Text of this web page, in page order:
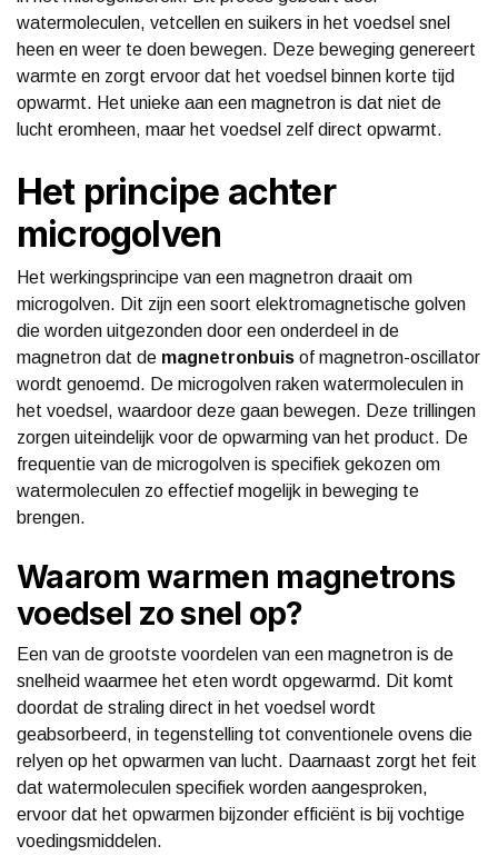
watermoleculen, vetcellen en suikers in het voedsel snel
heen en weer te doen bewegen. Deze beweging genereert
warmte en zorgt ervoor dat het voedsel binnen korte tijd
opwarmt. Het unieke aan een magnetron is dat niet de
lucht eromheen, maar het voedsel zelf direct opwarmt.
Het principe achter
microgolven
Het werkingsprincipe van een magnetron draait om
microgolven. Dit zijn een soort elektromagnetische golven
die worden uitgezonden door een onderdeel in de
magnetron dat de magnetronbuis of magnetron-oscillator
wordt genoemd. De microgolven raken watermoleculen in
het voedsel, waardoor deze gaan bewegen. Deze trillingen
zorgen uiteindelijk voor de opwarming van het product. De
frequentie van de microgolven is specifiek gekozen om
watermoleculen zo effectief mogelijk in beweging te
brengen.
Waarom warmen magnetrons
voedsel zo snel op?
Een van de grootste voordelen van een magnetron is de
snelheid waarmee het eten wordt opgewarmd. Dit komt
doordat de straling direct in het voedsel wordt
geabsorbeerd, in tegenstelling tot conventionele ovens die
relyen op het opwarmen van lucht. Daarnaast zorgt het feit
dat watermoleculen specifiek worden aangesproken,
ervoor dat het opwarmen bijzonder efficiënt is bij vochtige
voedingsmiddelen.